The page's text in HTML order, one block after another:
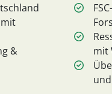
&
mit